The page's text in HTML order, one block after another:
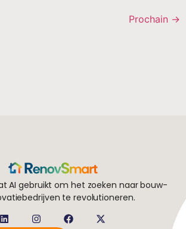
Prochain →
AI gebruikt om het zoeken naar bouw-
te revolutioneren.